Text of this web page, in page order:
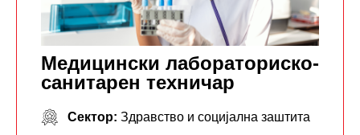
Mедицински лабораторискo-
санитарен техничар
Сектор: Здравство и социјална заштита